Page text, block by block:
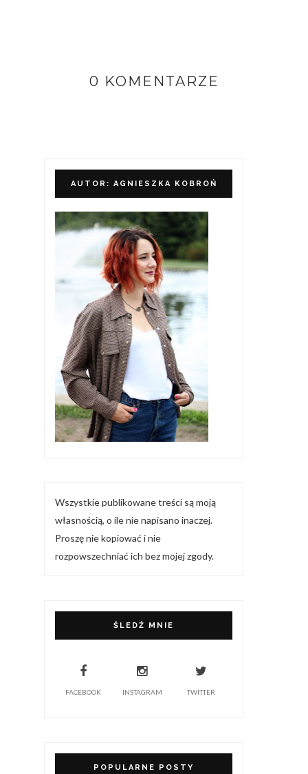
0 KOMENTARZE
AUTOR: AGNIESZKA KOBROŃ
Wszystkie publikowane treści są moją
własnością, o ile nie napisano inaczej.
Proszę nie kopiować i nie
rozpowszechniać ich bez mojej zgody.
ŚLEDŹ MNIE
FACEBOOK INSTAGRAM TWITTER
POPULARNE POSTY